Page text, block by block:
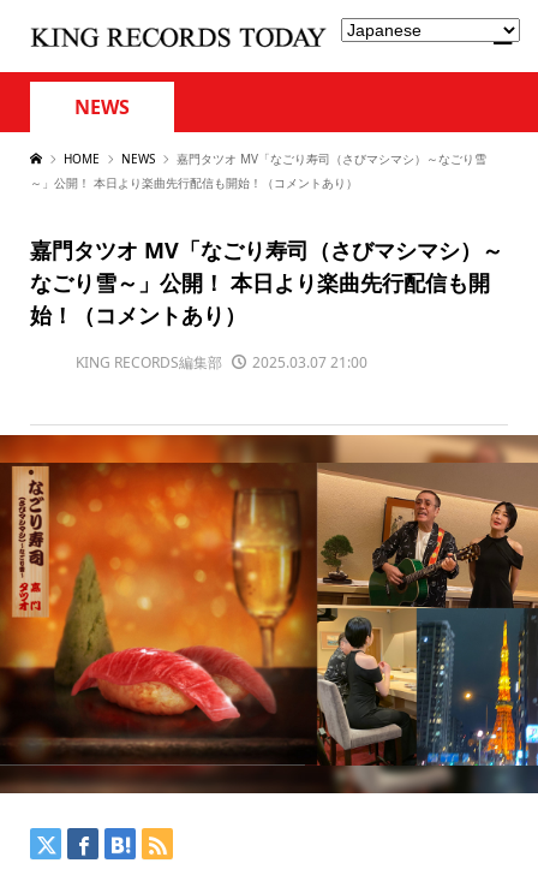
NEWS
HOME NEWS
嘉門タツオ MV「なごり寿司（さびマシマシ）～なごり雪
～」公開！ 本日より楽曲先行配信も開始！（コメントあり）
嘉門タツオ MV「なごり寿司（さびマシマシ）～
なごり雪～」公開！ 本日より楽曲先行配信も開
始！（コメントあり）
KING RECORDS編集部 2025.03.07 21:00